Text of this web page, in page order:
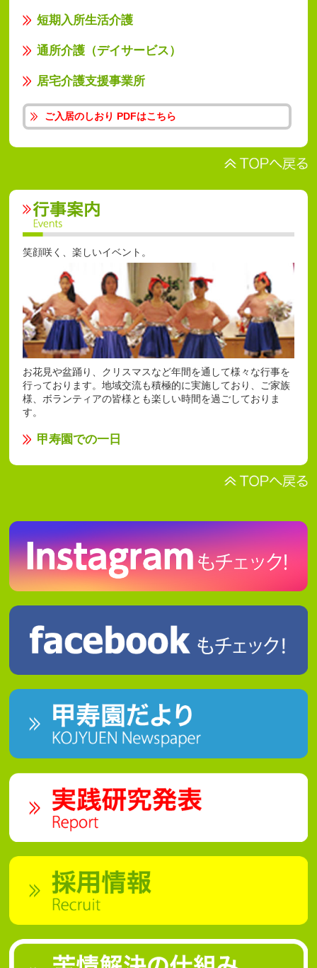
短期入所生活介護
通所介護（デイサービス）
居宅介護支援事業所
ご入居のしおり PDFはこちら
笑顔咲く、楽しいイベント。
お花見や盆踊り、クリスマスなど年間を通して様々な行事を
行っております。地域交流も積極的に実施しており、ご家族
様、ボランティアの皆様とも楽しい時間を過ごしておりま
す。
甲寿園での一日